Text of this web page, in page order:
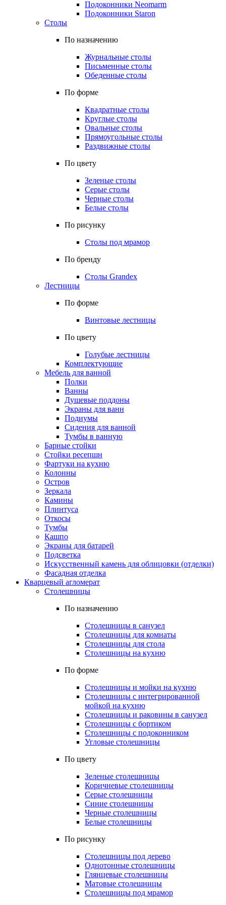
Подоконники Neomarm
Подоконники Staron
Столы
По назначению
Журнальные столы
Письменные столы
Обеденные столы
По форме
Квадратные столы
Круглые столы
Овальные столы
Прямоугольные столы
Раздвижные столы
По цвету
Зеленые столы
Серые столы
Черные столы
Белые столы
По рисунку
Столы под мрамор
По бренду
Столы Grandex
Лестницы
По форме
Винтовые лестницы
По цвету
Голубые лестницы
Комплектующие
Мебель для ванной
Полки
Ванны
Душевые поддоны
Экраны для ванн
Подиумы
Сидения для ванной
Тумбы в ванную
Барные стойки
Стойки ресепшн
Фартуки на кухню
Колонны
Остров
Зеркала
Камины
Плинтуса
Откосы
Тумбы
Кашпо
Экраны для батарей
Подсветка
Искусственный камень для облицовки (отделки)
Фасадная отделка
Кварцевый агломерат
Столешницы
По назначению
Столешницы в санузел
Столешницы для комнаты
Столешницы для стола
Столешницы на кухню
По форме
Столешницы и мойки на кухню
Столешницы с интегрированной
мойкой на кухню
Столешницы и раковины в санузел
Столешницы с бортиком
Столешницы с подоконником
Угловые столешницы
По цвету
Зеленые столешницы
Коричневые столешницы
Серые столешницы
Синие столешницы
Черные столешницы
Белые столешницы
По рисунку
Столешницы под дерево
Однотонные столешницы
Глянцевые столешницы
Матовые столешницы
Столешницы под мрамор